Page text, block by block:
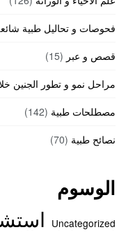
فحوصات و تحاليل طبية
قصص و عبر (15)
مراحل نمو و تطور الجنين
مصطلحات طبية (142)
نصائح طبية (70)
الوسوم
Uncategorized